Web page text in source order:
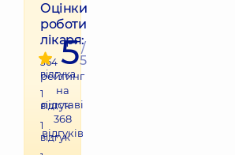
Оцінки
роботи
лікаря:
364
відгука
1
відгук
1
відгук
5/
5
рейтинг
на
підставі
368
відгуків